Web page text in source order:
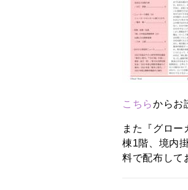
こちらからお
また『グロ
棟1階、境内
料で配布して